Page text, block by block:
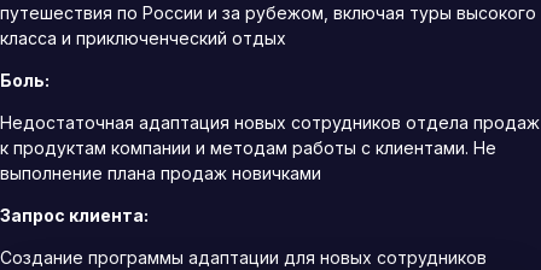
путешествия по России и за рубежом, включая туры высокого
класса и приключенческий отдых
Боль:
Недостаточная адаптация новых сотрудников отдела продаж
к продуктам компании и методам работы с клиентами. Не
выполнение плана продаж новичками
Запрос клиента:
Создание программы адаптации для новых сотрудников